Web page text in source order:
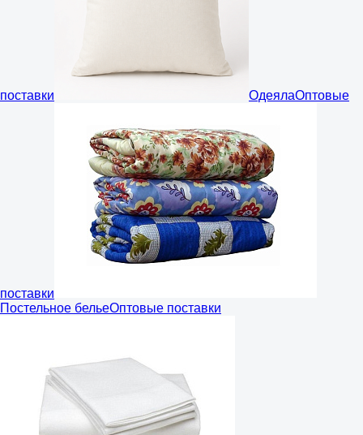
поставки ОдеялаОптовые
поставки
Постельное бельеОптовые поставки